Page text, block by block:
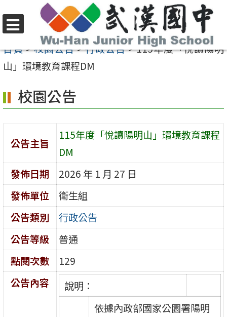
至
要
容
區
選
單
首頁>校園公告>行政公告>115年度「悅讀陽明
山」環境教育課程DM
校園公告
公告主旨
115年度「悅讀陽明山」環境教育課程
DM
發佈日期
2026 年 1 月 27 日
發佈單位
衛生組
公告類別
行政公告
公告等級
普通
點閱次數
129
公告內容
說明：
依據內政部國家公園署陽明